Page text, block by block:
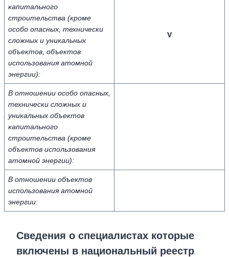
капитального
строительства (кроме
особо опасных, технически
сложных и уникальных
объектов, объектов
использования атомной
энергии):
V
В отношении особо опасных,
технически сложных и
уникальных объектов
капитального
строительства (кроме
объектов использования
атомной энергии):
В отношении объектов
использования атомной
энергии:
Сведения о специалистах которые
включены в национальный реестр